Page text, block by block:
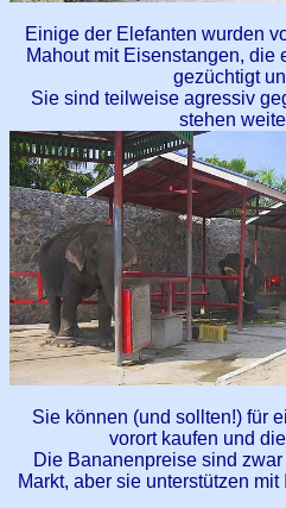
Einige der Elefanten wurden
Mahout mit Eisenstangen, die
gezüchtigt
Sie sind teilweise agressiv
stehen
Sie können (und sollten!) für
vorort kaufen und
Die Bananenpreise sind
Markt, aber sie unterstützen